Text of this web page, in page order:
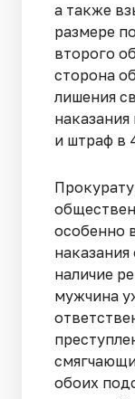
а также
размере
второго
сторона
лишения
и штраф в
особенно
наличие
мужчина
обоих